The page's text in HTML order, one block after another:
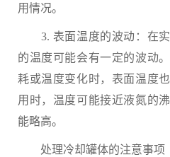
用情况。
3. 表面温度的波动：在实
的温度可能会有一定的波动
耗或温度变化时，表面温度
用时，温度可能接近液氮的
能略高。
处理冷却罐体的注意事项